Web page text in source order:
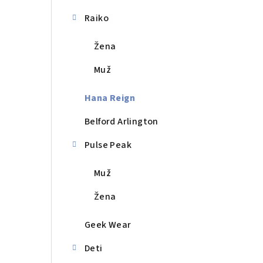
Raiko
Žena
Muž
Hana Reign
Belford Arlington
Pulse Peak
Muž
Žena
Geek Wear
Deti